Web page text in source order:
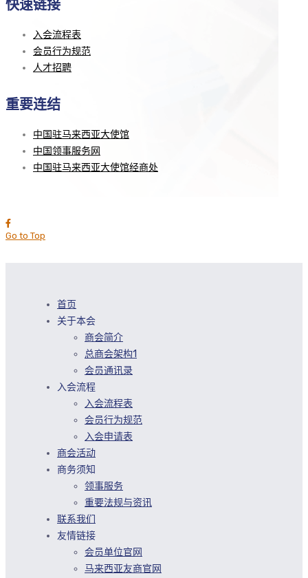
快速链接
入会流程表
会员行为规范
人才招聘
重要连结
中国驻马来西亚大使馆
中国领事服务网
中国驻马来西亚大使馆经商处
Go to Top
首页
关于本会
商会简介
总商会架构1
会员通讯录
入会流程
入会流程表
会员行为规范
入会申请表
商会活动
商务须知
领事服务
重要法规与资讯
联系我们
友情链接
会员单位官网
马来西亚友商官网